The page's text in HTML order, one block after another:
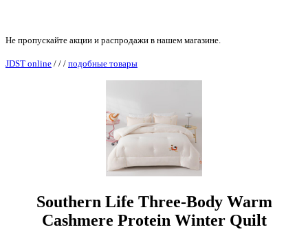
Не пропускайте акции и распродажи в нашем магазине.
JDST online / / / подобные товары
Southern Life Three-Body Warm
Cashmere Protein Winter Quilt